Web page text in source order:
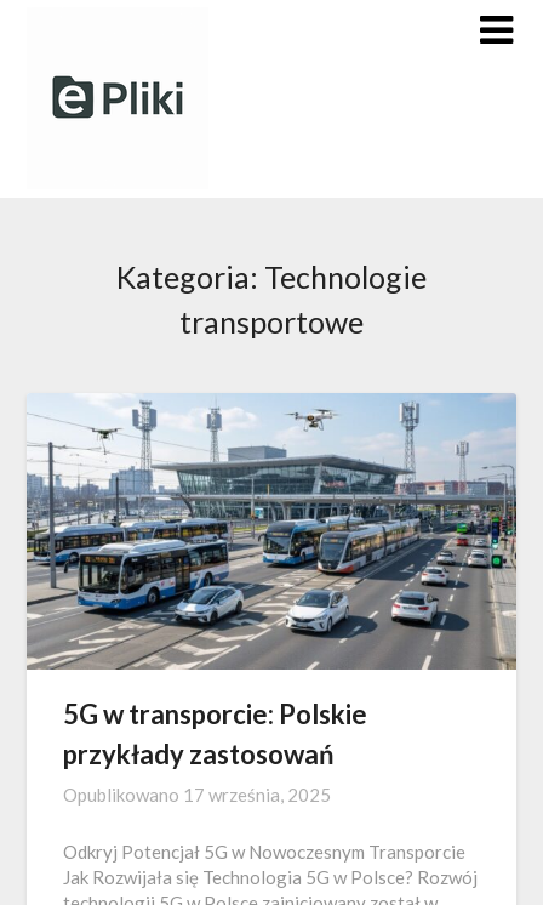
content
Kategoria: Technologie
transportowe
5G w transporcie: Polskie
przykłady zastosowań
Opublikowano 17 września, 2025
Odkryj Potencjał 5G w Nowoczesnym Transporcie
Jak Rozwijała się Technologia 5G w Polsce? Rozwój